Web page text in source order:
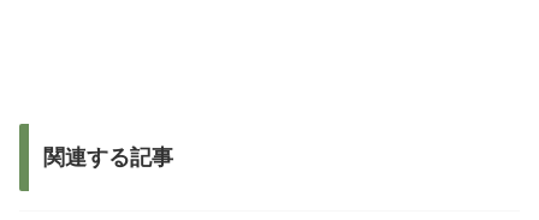
関連する記事